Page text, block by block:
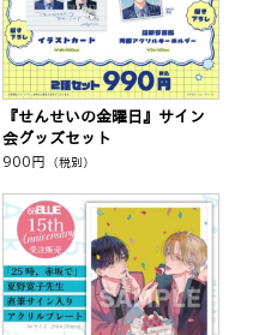
『せんせいの金曜日』サイン
会グッズセット
900円 （税別）